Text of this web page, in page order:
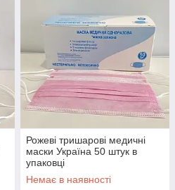
Рожеві тришарові медичні
маски Україна 50 штук в
упаковці
Немає в наявності